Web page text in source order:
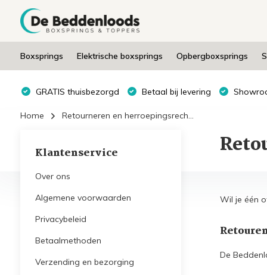
Boxsprings Elektrische boxsprings Opbergboxsprings
GRATIS thuisbezorgd Betaal bij levering
Home Retourneren en herroepingsrech...
Klantenservice
Over ons
Algemene voorwaarden
Privacybeleid
Betaalmethoden
Verzending en bezorging
Wil je één
De